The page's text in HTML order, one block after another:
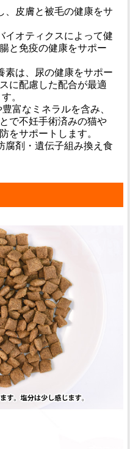
、皮膚と被毛の健康をサ
イオティクスによって健
と免疫の健康をサポー
素は、尿の健康をサポー
に配慮した配合が最適
。
富なミネラルを含み、
で不妊手術済みの猫や
をサポートします。
腐剤・遺伝子組み換え食